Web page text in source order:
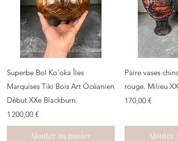
Aperçu rapide
Superbe Bol Ko'oka Îles
Marquises Tiki Bois Art Océanien
Début XXe Blackburn.
Prix
1 200,00 €
Ajouter au panier
Paire vases
rouge. Milieu
Prix
170,00 €
Ajouter